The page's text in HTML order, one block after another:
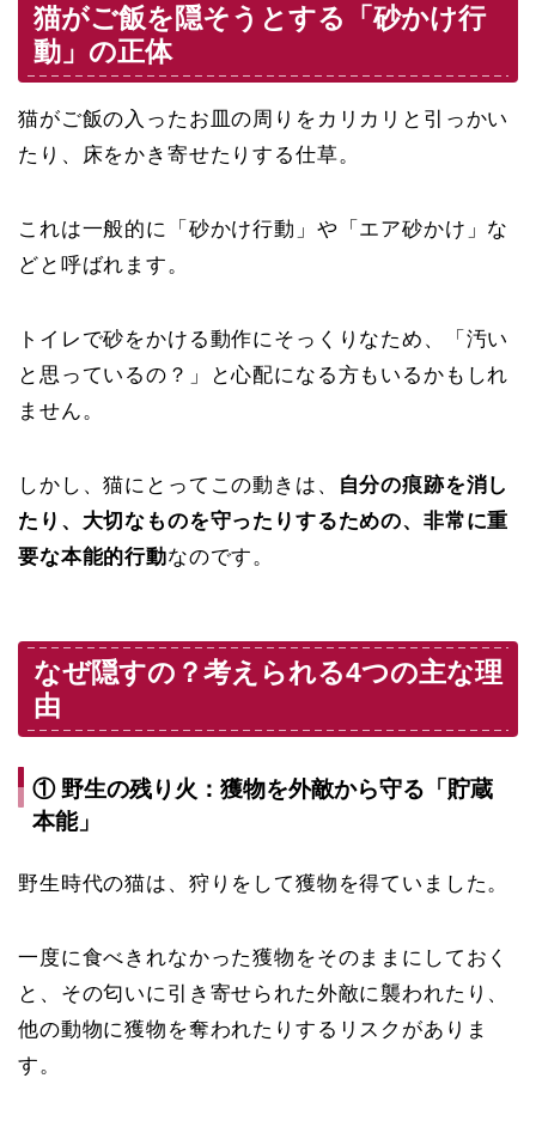
猫がご飯を隠そうとする「砂かけ行
動」の正体
猫がご飯の入ったお皿の周りをカリカリと引っかい
たり、床をかき寄せたりする仕草。
これは一般的に「砂かけ行動」や「エア砂かけ」な
どと呼ばれます。
トイレで砂をかける動作にそっくりなため、「汚い
と思っているの？」と心配になる方もいるかもしれ
ません。
しかし、猫にとってこの動きは、
自分の痕跡を消し
たり、大切なものを守ったりするための、非常に重
要な本能的行動なのです。
なぜ隠すの？考えられる4つの主な理
由
① 野生の残り火：獲物を外敵から守る「貯蔵
本能」
野生時代の猫は、狩りをして獲物を得ていました。
一度に食べきれなかった獲物をそのままにしておく
と、その匂いに引き寄せられた外敵に襲われたり、
他の動物に獲物を奪われたりするリスクがありま
す。